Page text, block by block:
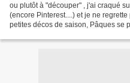
ou plutôt à "découper" , j'ai craqué
(encore Pinterest....) et je ne
petites décos de saison, Pâques se